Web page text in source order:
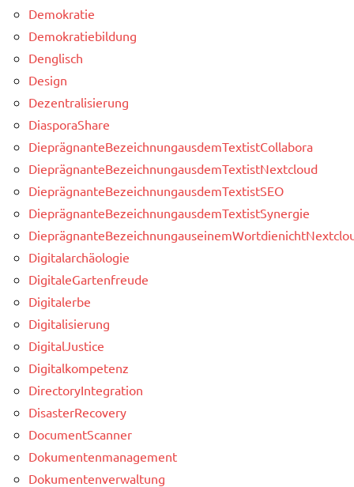
Demokratie
Demokratiebildung
Denglisch
Design
Dezentralisierung
DiasporaShare
DieprägnanteBezeichnungausdemTextistCollabora
DieprägnanteBezeichnungausdemTextistNextcloud
DieprägnanteBezeichnungausdemTextistSEO
DieprägnanteBezeichnungausdemTextistSynergie
Digitalarchäologie
DigitaleGartenfreude
Digitalerbe
Digitalisierung
DigitalJustice
Digitalkompetenz
DirectoryIntegration
DisasterRecovery
DocumentScanner
Dokumentenmanagement
Dokumentenverwaltung